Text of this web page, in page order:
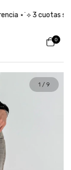
⋆˙⟡ 3 cuotas sin
0
1 / 9